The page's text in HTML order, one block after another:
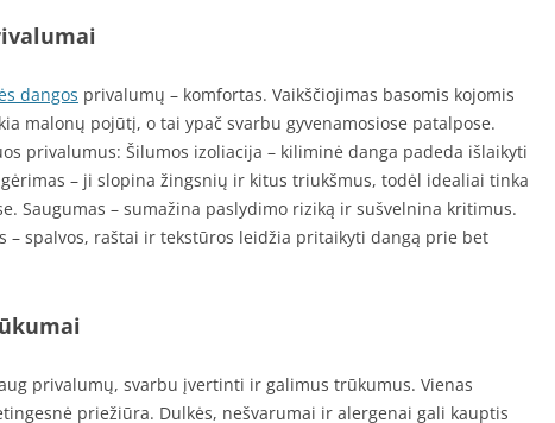
dangos privalumų – komfortas. Vaikščiojimas basomis kojomis
malonų pojūtį, o tai ypač svarbu gyvenamosiose patalpose.
privalumus: Šilumos izoliacija – kiliminė danga padeda išlaikyti
– ji slopina žingsnių ir kitus triukšmus, todėl idealiai tinka
Saugumas – sumažina paslydimo riziką ir sušvelnina kritimus.
– spalvos, raštai ir tekstūros leidžia pritaikyti dangą prie bet
privalumų, svarbu įvertinti ir galimus trūkumus. Vienas
priežiūra. Dulkės, nešvarumai ir alergenai gali kauptis